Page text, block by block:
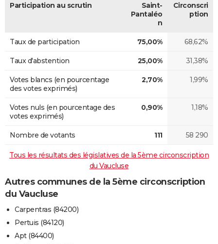
Participation au scrutin
Saint-
Pantaléo
n
Circonscri
ption
Taux de participation 75,00% 68,62%
Taux d'abstention 25,00% 31,38%
Votes blancs (en pourcentage
des votes exprimés)
2,70% 1,99%
Votes nuls (en pourcentage des
votes exprimés)
0,90% 1,18%
Nombre de votants 111 58 290
Tous les résultats des législatives de la 5ème circonscription
du Vaucluse
Autres communes de la 5ème circonscription
du Vaucluse
Carpentras (84200)
Pertuis (84120)
Apt (84400)